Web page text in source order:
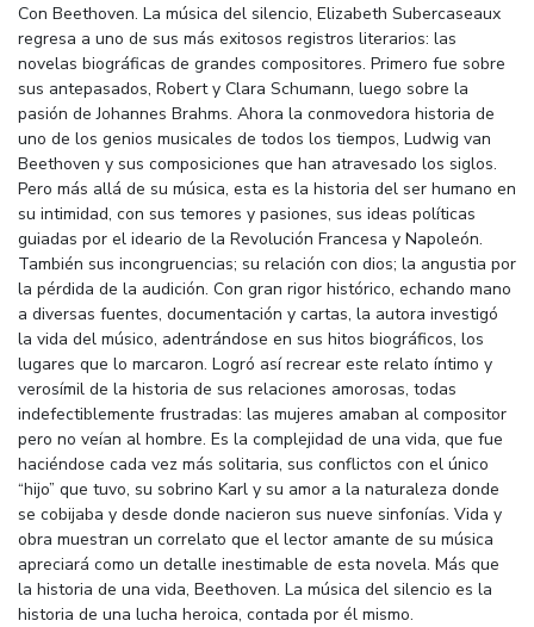
Con Beethoven. La música del silencio, Elizabeth Subercaseaux
regresa a uno de sus más exitosos registros literarios: las
novelas biográficas de grandes compositores. Primero fue sobre
sus antepasados, Robert y Clara Schumann, luego sobre la
pasión de Johannes Brahms. Ahora la conmovedora historia de
uno de los genios musicales de todos los tiempos, Ludwig van
Beethoven y sus composiciones que han atravesado los siglos.
Pero más allá de su música, esta es la historia del ser humano en
su intimidad, con sus temores y pasiones, sus ideas políticas
guiadas por el ideario de la Revolución Francesa y Napoleón.
También sus incongruencias; su relación con dios; la angustia por
la pérdida de la audición. Con gran rigor histórico, echando mano
a diversas fuentes, documentación y cartas, la autora investigó
la vida del músico, adentrándose en sus hitos biográficos, los
lugares que lo marcaron. Logró así recrear este relato íntimo y
verosímil de la historia de sus relaciones amorosas, todas
indefectiblemente frustradas: las mujeres amaban al compositor
pero no veían al hombre. Es la complejidad de una vida, que fue
haciéndose cada vez más solitaria, sus conflictos con el único
“hijo” que tuvo, su sobrino Karl y su amor a la naturaleza donde
se cobijaba y desde donde nacieron sus nueve sinfonías. Vida y
obra muestran un correlato que el lector amante de su música
apreciará como un detalle inestimable de esta novela. Más que
la historia de una vida, Beethoven. La música del silencio es la
historia de una lucha heroica, contada por él mismo.